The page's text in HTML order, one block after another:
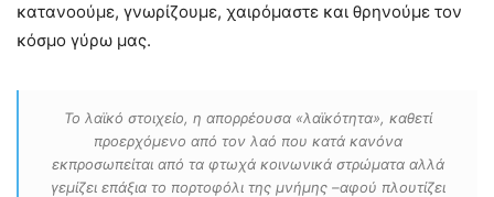
κατανοούμε, γνωρίζουμε, χαιρόμαστε και θρηνούμε τον
κόσμο γύρω μας.
Το λαϊκό στοιχείο, η απορρέουσα «λαϊκότητα», καθετί
προερχόμενο από τον λαό που κατά κανόνα
εκπροσωπείται από τα φτωχά κοινωνικά στρώματα αλλά
γεμίζει επάξια το πορτοφόλι της μνήμης –αφού πλουτίζει